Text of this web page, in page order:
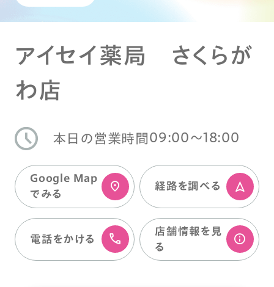
アイセイ薬局 さくらが
わ店
本日の営業時間 09:00〜18:00
Google Map
でみる
経路を調べる
電話をかける
店舗情報を⾒
る